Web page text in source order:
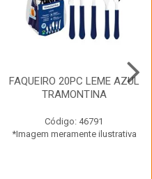
FAQUEIRO 20PC LEME AZUL
TRAMONTINA
Código: 46791
*Imagem meramente ilustrativa